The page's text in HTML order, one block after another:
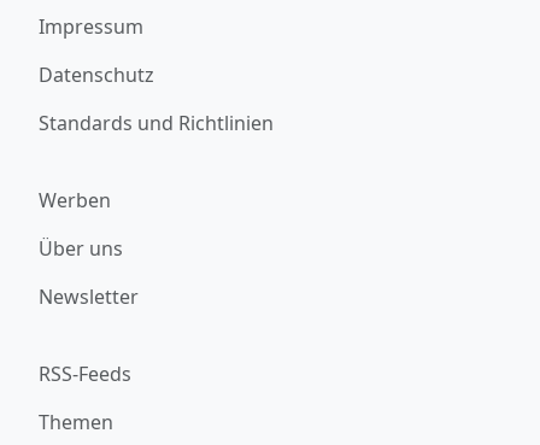
Impressum
Datenschutz
Standards und Richtlinien
Werben
Über uns
Newsletter
RSS-Feeds
Themen